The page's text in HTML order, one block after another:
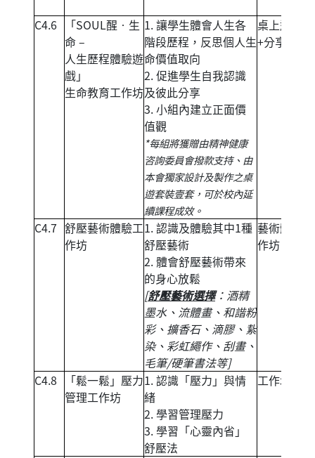
C4.6
「SOUL醒‧生
命 –
人生歷程體驗遊
戲」
生命教育工作坊
1. 讓學生體會人生各
階段歷程，反思個人生
命價值取向
2. 促進學生自我認識
及彼此分享
3. 小組內建立正面價
值觀
*每組將獲贈由精神健康
咨詢委員會撥款支持、由
本會獨家設計及製作之桌
遊套裝壹套，可於校內延
續課程成效。
桌上遊戲
+分享討論
C4.7 舒壓藝術體驗工
作坊
1. 認識及體驗其中1種
舒壓藝術
2. 體會舒壓藝術帶來
的身心放鬆
[舒壓藝術選擇：酒精
墨水、流體畫、和諧粉
彩、擴香石、滴膠、紥
染、彩虹繩作、刮畫、
毛筆/硬筆書法等]
藝術體驗工
作坊
C4.8
「鬆一鬆」壓力
管理工作坊
1. 認識「壓力」與情
緒
2. 學習管理壓力
3. 學習「心靈內省」
舒壓法
工作坊